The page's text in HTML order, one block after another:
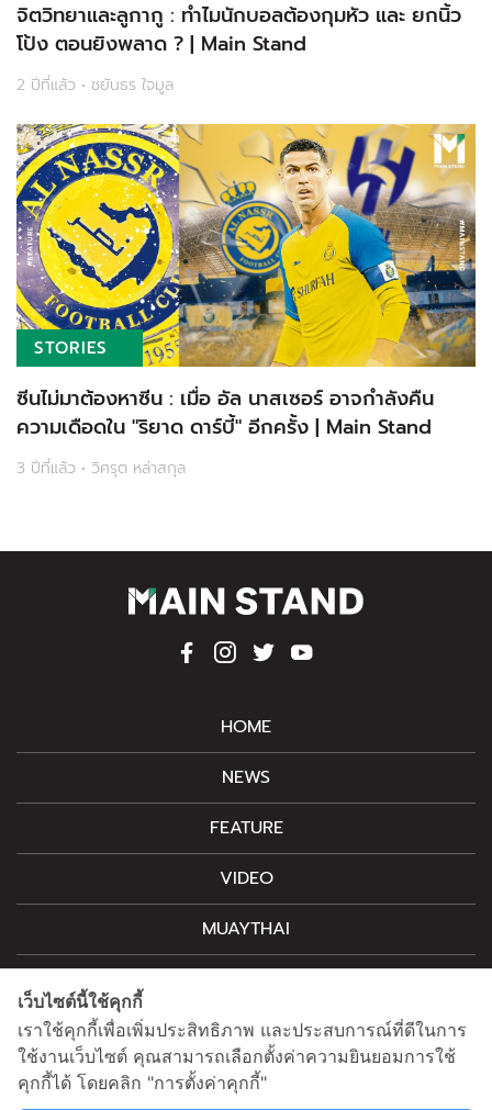
จิตวิทยาและลูกากู : ทำไมนักบอลต้องกุมหัว และ ยกนิ้ว
โป้ง ตอนยิงพลาด ? | Main Stand
2 ปีที่แล้ว • ชยันธร ใจมูล
STORIES
ซีนไม่มาต้องหาซีน : เมื่อ อัล นาสเซอร์ อาจกำลังคืน
ความเดือดใน "ริยาด ดาร์บี้" อีกครั้ง | Main Stand
3 ปีที่แล้ว • วิศรุต หล่าสกุล
HOME
NEWS
FEATURE
VIDEO
MUAYTHAI
CONTACT
สนใจโฆษณาติดต่อ
เว็บไซต์นี้ใช้คุกกี้
เราใช้คุกกี้เพื่อเพิ่มประสิทธิภาพ และประสบการณ์ที่ดีในการ
ใช้งานเว็บไซต์ คุณสามารถเลือกตั้งค่าความยินยอมการใช้
คุกกี้ได้ โดยคลิก "การตั้งค่าคุกกี้"